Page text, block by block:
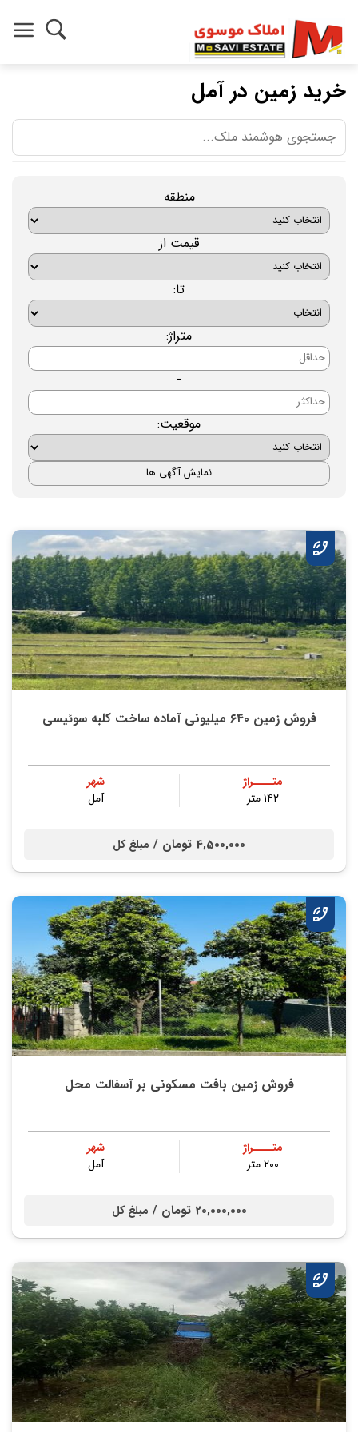
خرید زمین در آمل
منطقه
قیمت از
تا:
متراژ:
-
موقعیت:
فروش زمین ۶۴۰ میلیونی آماده ساخت کلبه سوئیسی
متــــراژ
۱۴۲ متر
شهر
آمل
4,500,000 تومان / مبلغ کل
فروش زمین بافت مسکونی بر آسفالت محل
متــــراژ
۲۰۰ متر
شهر
آمل
20,000,000 تومان / مبلغ کل